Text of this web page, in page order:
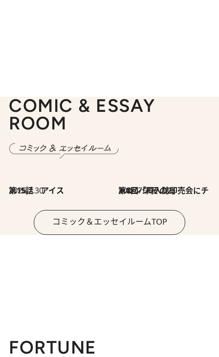
COMIC & ESSAY
ROOM
2026.7.30
第15話 アイス 2026.7.30
第8回「同人誌即売会にチャレンジ その2」
コミック＆エッセイルームTOP
FORTUNE